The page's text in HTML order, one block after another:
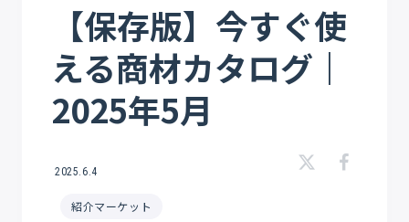
【保存版】今すぐ使
える商材カタログ｜
2025年5月
2025.6.4
紹介マーケット